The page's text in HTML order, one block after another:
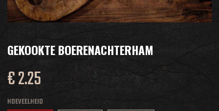
GEKOOKTE BOERENACHTERHAM
€ 2.25
HOEVEELHEID